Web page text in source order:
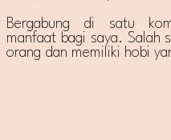
Bergabung di satu
manfaat bagi saya. Salah
orang dan memiliki hobi